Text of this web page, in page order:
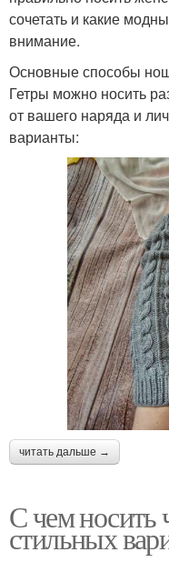
сочетать и какие
внимание.
Основные способы
Гетры можно носить
от вашего наряда и
варианты:
читать дальше →
С чем носить
стильных